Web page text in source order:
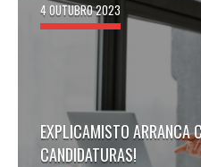
4 OUTUBRO 2023
EXPLICAMISTO ARRANCA
CANDIDATURAS!